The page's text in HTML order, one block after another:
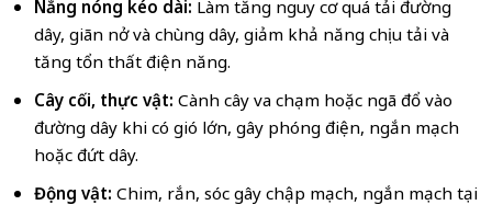
Nắng nóng kéo dài: Làm tăng nguy cơ quá tải đường
dây, giãn nở và chùng dây, giảm khả năng chịu tải và
tăng tổn thất điện năng.
Cây cối, thực vật: Cành cây va chạm hoặc ngã đổ vào
đường dây khi có gió lớn, gây phóng điện, ngắn mạch
hoặc đứt dây.
Động vật: Chim, rắn, sóc gây chập mạch, ngắn mạch tại